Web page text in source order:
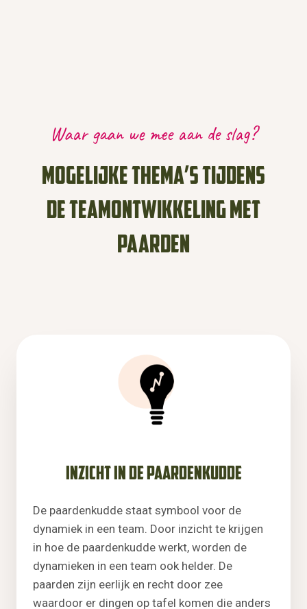
Waar gaan we mee aan de slag?
Mogelijke thema’s tijdens
de teamontwikkeling met
paarden
Inzicht in de paardenkudde
De paardenkudde staat symbool voor de
dynamiek in een team. Door inzicht te krijgen
in hoe de paardenkudde werkt, worden de
dynamieken in een team ook helder. De
paarden zijn eerlijk en recht door zee
waardoor er dingen op tafel komen die anders